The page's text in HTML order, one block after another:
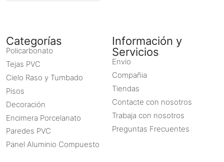
Categorías
Policarbonato
Tejas PVC
Cielo Raso y Tumbado
Pisos
Decoración
Encimera Porcelanato
Paredes PVC
Panel Aluminio Compuesto
Información y
Servicios
Envio
Compañia
Tiendas
Contacte con nosotros
Trabaja con nosotros
Preguntas Frecuentes